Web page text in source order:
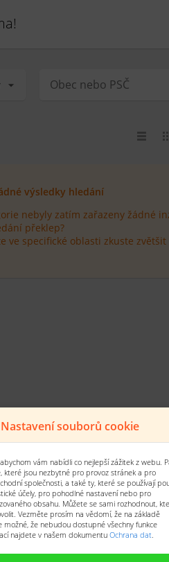
Nastavení souborů cookie
vám nabídli co nejlepší zážitek z webu.
které jsou nezbytné pro provoz stránek a pro
společnosti, a také ty, které se používají
účely, pro pohodlné nastavení nebo pro
obsahu. Můžete se sami rozhodnout,
Vezměte prosím na vědomí, že na základě
možné, že nebudou dostupné všechny funkce
najdete v našem dokumentu Ochrana dat.
výsledky hledání
nebyly zatím zařazeny žádné
překlep?
ve specifické oblasti zkuste